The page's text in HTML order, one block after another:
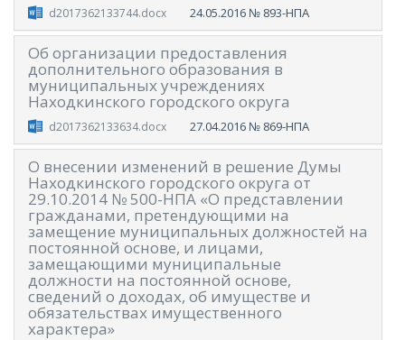
d2017362133744.docx 24.05.2016 № 893-НПА
Об организации предоставления
дополнительного образования в
муниципальных учреждениях
Находкинского городского округа
d2017362133634.docx 27.04.2016 № 869-НПА
О внесении изменений в решение Думы
Находкинского городского округа от
29.10.2014 № 500-НПА «О представлении
гражданами, претендующими на
замещение муниципальных должностей на
постоянной основе, и лицами,
замещающими муниципальные
должности на постоянной основе,
сведений о доходах, об имуществе и
обязательствах имущественного
характера»